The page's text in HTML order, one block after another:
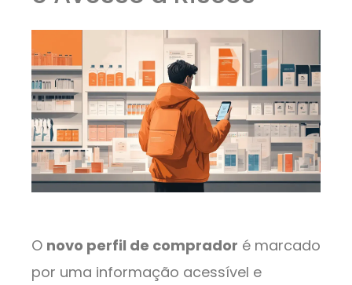
O novo perfil de comprador é marcado
por uma informação acessível e